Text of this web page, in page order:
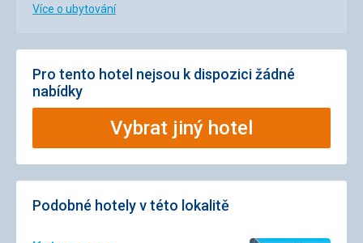
Více o ubytování
Pro tento hotel nejsou k dispozici žádné
nabídky
Vybrat jiný hotel
Podobné hotely v této lokalitě